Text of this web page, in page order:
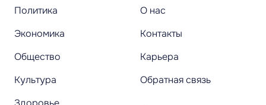
Политика
Экономика
Общество
Культура
О нас
Контакты
Карьера
Обратная связь